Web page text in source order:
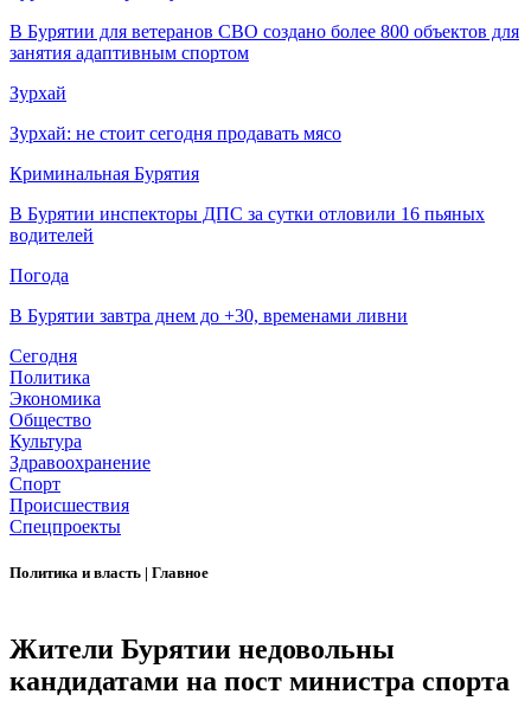
В Бурятии для ветеранов СВО создано более 800 объектов для
занятия адаптивным спортом
Зурхай
Зурхай: не стоит сегодня продавать мясо
Криминальная Бурятия
В Бурятии инспекторы ДПС за сутки отловили 16 пьяных
водителей
Погода
В Бурятии завтра днем до +30, временами ливни
Сегодня
Политика
Экономика
Общество
Культура
Здравоохранение
Спорт
Происшествия
Спецпроекты
Политика и власть | Главное
Жители Бурятии недовольны
кандидатами на пост министра спорта